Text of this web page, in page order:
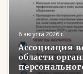
6 августа 2026 г.
Ассоциация
области